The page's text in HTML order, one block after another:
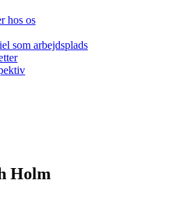
hos os
som arbejdsplads
Holm